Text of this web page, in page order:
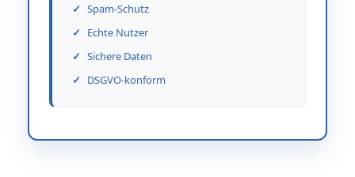
Spam-Schutz
Echte Nutzer
Sichere Daten
DSGVO-konform